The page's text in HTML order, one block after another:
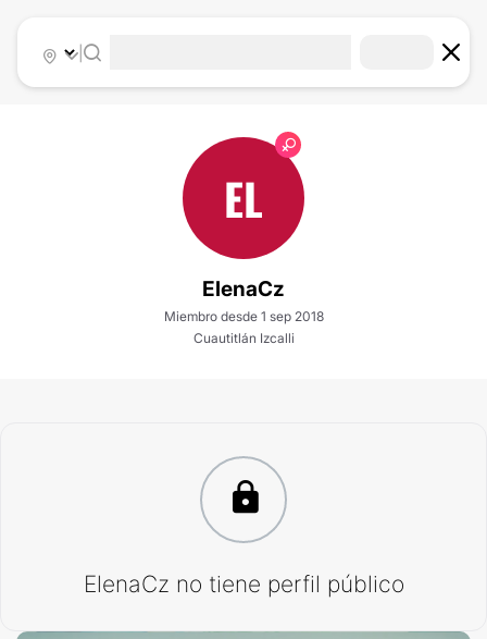
|
EL
ElenaCz
Miembro desde 1 sep 2018
Cuautitlán Izcalli
ElenaCz no tiene perfil público